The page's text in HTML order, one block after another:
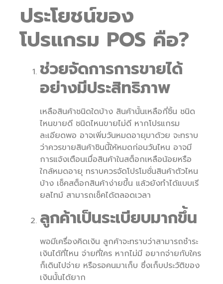
ประโยชน์ของ
โปรแกรม POS คือ?
ช่วยจัดการการขายได้
อย่างมีประสิทธิภาพ
เหลือสินค้าชนิดใดบ้าง สินค้านั้นเหลือกี่ชิ้น ชนิด
ไหนขายดี ชนิดไหนขายไม่ดี หากโปรแกรม
ละเอียดพอ อาจเพิ่มวันหมดอายุมาด้วย จะทราบ
ว่าควรขายสินค้าชินนี้ให้หมดก่อนวันไหน อาจมี
การแจ้งเตือนเมื่อสินค้าในสต็อกเหลือน้อยหรือ
ใกล้หมดอายุ ทราบควรจัดโปรโมชั่นสินค้าตัวไหน
บ้าง เช็คสต็อกสินค้าง่ายขึ้น แล้วยังทำได้แบบเรี
ยลไทม์ สามารถเช็คได้ตลอดเวลา
ลูกค้าเป็นระเบียบมากขึ้น
พอมีเครื่องคิดเงิน ลูกค้าจะทราบว่าสามารถชำระ
เงินได้ที่ไหน จ่ายที่ใคร หากไม่มี อยากจ่ายกับใคร
ก็เดินไปจ่าย หรือรอคนมาเก็บ ซึ่งเก็บประวัติของ
เงินนั้นได้ยาก